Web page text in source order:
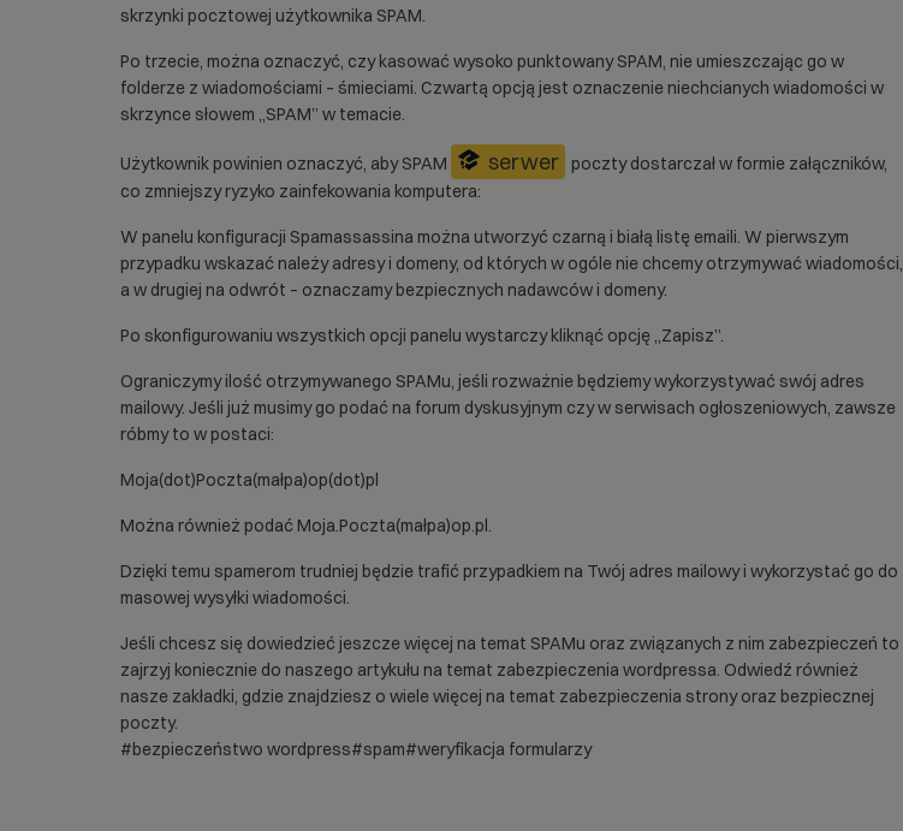
skrzynki pocztowej użytkownika SPAM.
Po trzecie, można oznaczyć, czy kasować wysoko punktowany SPAM, nie umieszczając go w
folderze z wiadomościami – śmieciami. Czwartą opcją jest oznaczenie niechcianych wiadomości w
skrzynce słowem „SPAM” w temacie.
Użytkownik powinien oznaczyć, aby SPAM serwer
poczty dostarczał w formie załączników,
co zmniejszy ryzyko zainfekowania komputera:
W panelu konfiguracji Spamassassina można utworzyć czarną i białą listę emaili. W pierwszym
przypadku wskazać należy adresy i domeny, od których w ogóle nie chcemy otrzymywać wiadomości,
a w drugiej na odwrót – oznaczamy bezpiecznych nadawców i domeny.
Po skonfigurowaniu wszystkich opcji panelu wystarczy kliknąć opcję „Zapisz”.
Ograniczymy ilość otrzymywanego SPAMu, jeśli rozważnie będziemy wykorzystywać swój adres
mailowy. Jeśli już musimy go podać na forum dyskusyjnym czy w serwisach ogłoszeniowych, zawsze
róbmy to w postaci:
Moja(dot)Poczta(małpa)op(dot)pl
Można również podać Moja.Poczta(małpa)op.pl.
Dzięki temu spamerom trudniej będzie trafić przypadkiem na Twój adres mailowy i wykorzystać go do
masowej wysyłki wiadomości.
Jeśli chcesz się dowiedzieć jeszcze więcej na temat SPAMu oraz związanych z nim zabezpieczeń to
zajrzyj koniecznie do naszego artykułu na temat zabezpieczenia wordpressa. Odwiedź również
nasze zakładki, gdzie znajdziesz o wiele więcej na temat zabezpieczenia stronyoraz bezpiecznej
poczty.
#bezpieczeństwo wordpress#spam#weryfikacja formularzy